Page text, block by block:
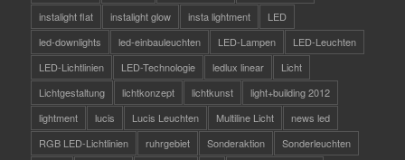
instalight flat
instalight glow insta lightment
LED
led-downlights
led-einbauleuchten LED-Lampen
LED-Leuchten
LED-Lichtlinien
LED-Technologie ledlux linear
Licht
Lichtgestaltung
lichtkonzept lichtkunst
light+building 2012
lightment
lucis Lucis Leuchten Multiline Licht
news led
RGB LED-Lichtlinien
ruhrgebiet Sonderaktion
Sonderleuchten